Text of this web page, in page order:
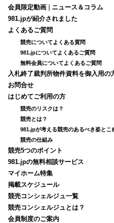
会員限定動画
ニュース＆コラム
981.jpが紹介されました
よくあるご質問
競売についてよくある質問
981.jpについてよくあるご質問
無料会員についてよくあるご質問
入札終了裁判所物件資料を御入用の
お問合せ
はじめてご利用の方
競売のリスクは？
競売とは？
981.jpが考える競売のあるべき姿とこ
競売の仕組み
競売5つのポイント
981.jpの無料相談サービス
マイホーム特集
掲載スケジュール
競売コンシェルジュ一覧
競売コンシェルジュとは？
会員制度のご案内